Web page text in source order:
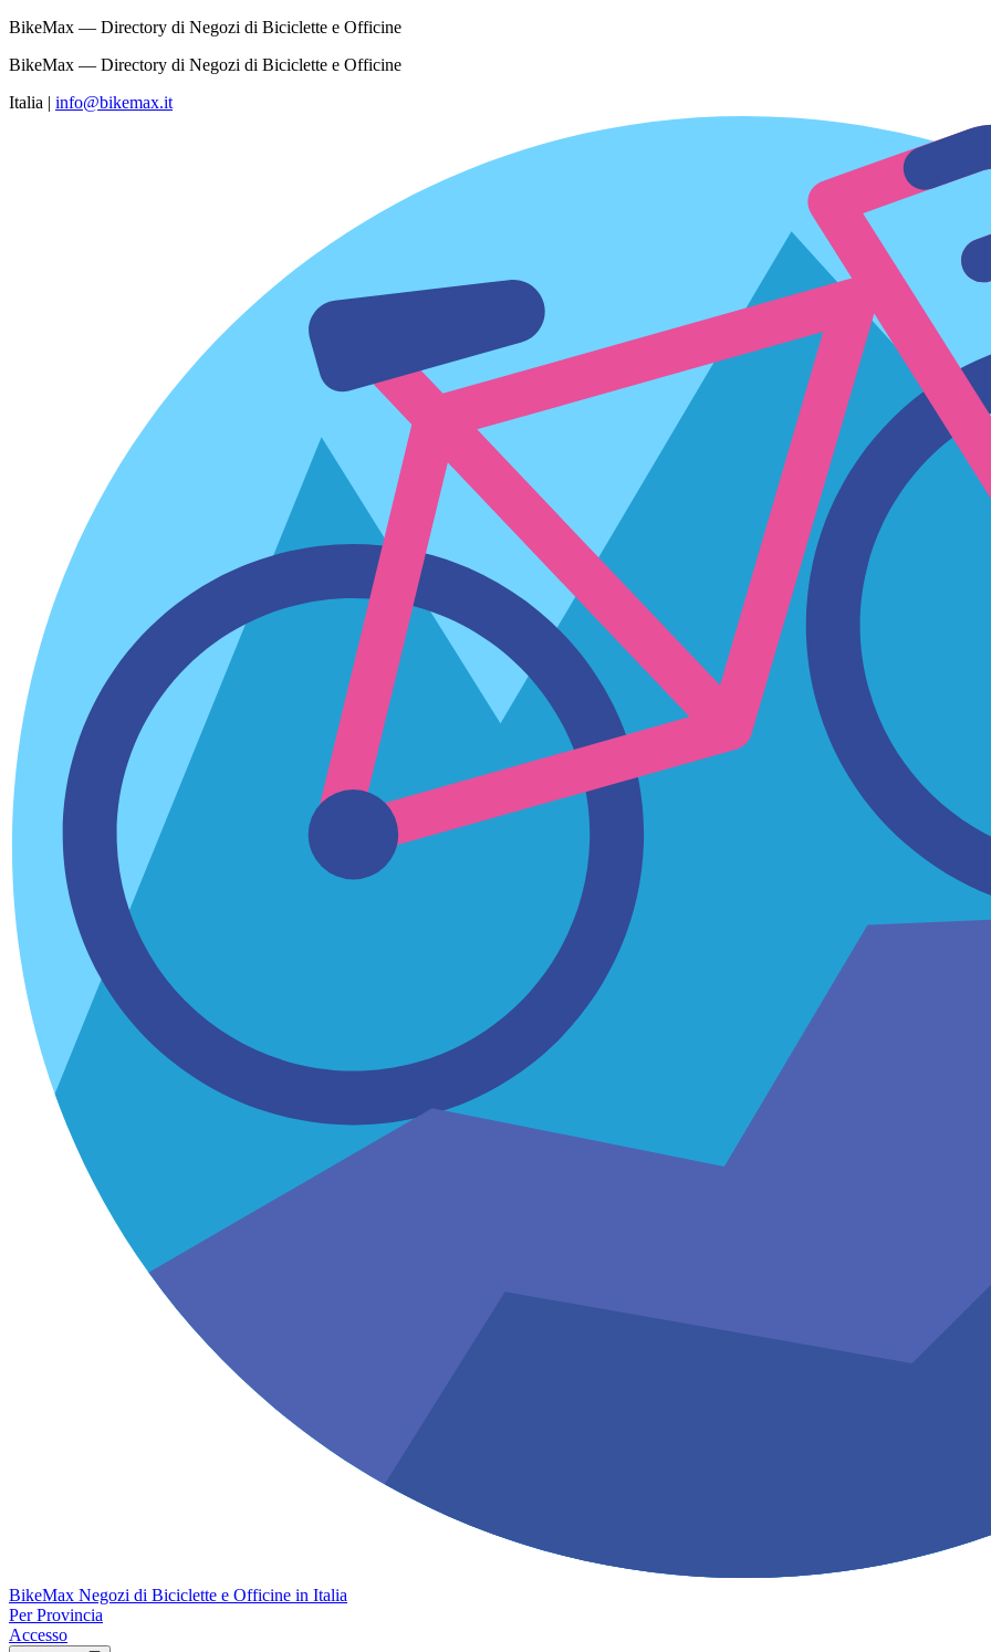
BikeMax — Directory di Negozi di Biciclette e Officine
BikeMax — Directory di Negozi di Biciclette e Officine
Italia | info@bikemax.it
BikeMax Negozi di Biciclette e Officine in Italia
Per Provincia
Accesso